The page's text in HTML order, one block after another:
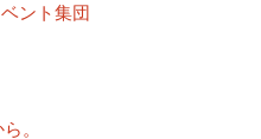
ント集団
。